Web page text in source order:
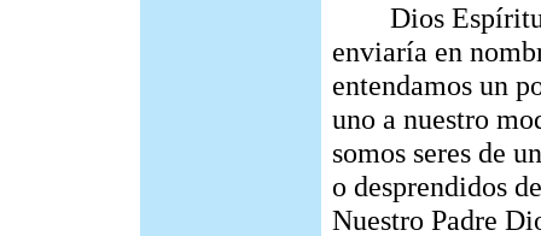
Dios Espíritu
enviaría en
entendamos un
uno a nuestro
somos seres de
o desprendidos
Nuestro Padre